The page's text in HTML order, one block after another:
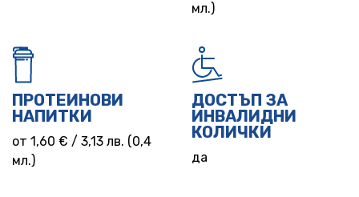
мл.)
ПРОТЕИНОВИ
НАПИТКИ
от 1,60 € / 3,13 лв. (0,4
мл.)
ДОСТЪП ЗА
ИНВАЛИДНИ
КОЛИЧКИ
да